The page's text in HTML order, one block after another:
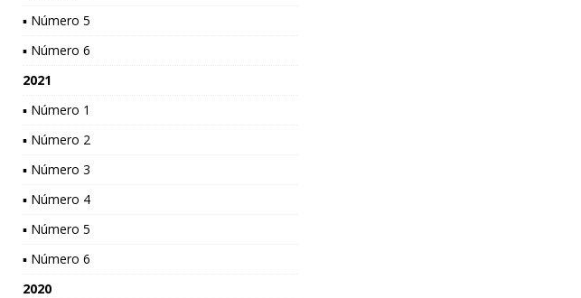
▪ Número 5
▪ Número 6
2021
▪ Número 1
▪ Número 2
▪ Número 3
▪ Número 4
▪ Número 5
▪ Número 6
2020